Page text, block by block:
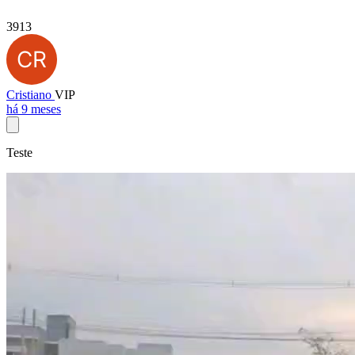
3913
Cristiano VIP
há 9 meses
Teste